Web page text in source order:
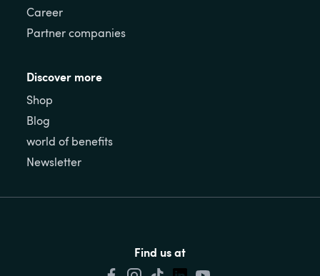
Career
Partner companies
Discover more
Shop
Blog
world of benefits
Newsletter
Find us at